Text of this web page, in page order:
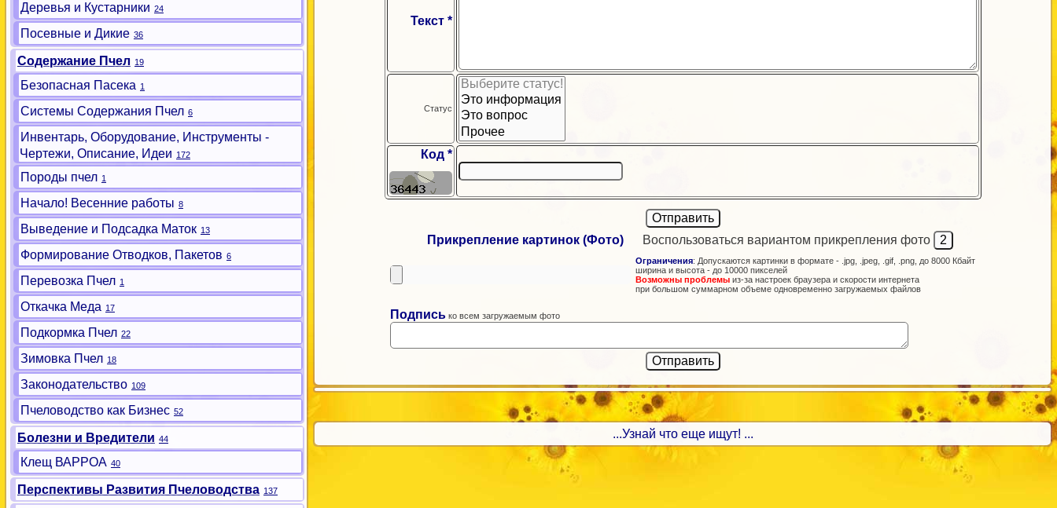
Текст *
Статус
Код *
Прикрепление картинок (Фото) Воспользоваться вариантом прикрепления фото
Ограничения: Допускаются картинки в формате - .jpg, .jpeg, .gif, .png, до 8000 Кбайт
ширина и высота - до 10000 пикселей
Возможны проблемы из-за настроек браузера и скорости интернета
при большом суммарном объеме одновременно загружаемых файлов
Подпись ко всем загружаемым фото
...Узнай что еще ищут! ...
Деревья и Кустарники 24
Посевные и Дикие 36
Содержание Пчел 19
Безопасная Пасека 1
Системы Содержания Пчел 6
Инвентарь, Оборудование, Инструменты -
Чертежи, Описание, Идеи 172
Породы пчел 1
Начало! Весенние работы 8
Выведение и Подсадка Маток 13
Формирование Отводков, Пакетов 6
Перевозка Пчел 1
Откачка Меда 17
Подкормка Пчел 22
Зимовка Пчел 18
Законодательство 109
Пчеловодство как Бизнес 52
Болезни и Вредители 44
Клещ ВАРРОА 40
Перспективы Развития Пчеловодства 137